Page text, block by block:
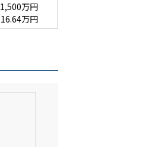
1,500万円
16.64万円